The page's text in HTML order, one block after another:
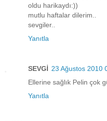
oldu harikaydı:))
mutlu haftalar dilerim..
sevgiler..
Yanıtla
SEVGİ 23 Ağustos 2010
Ellerine sağlık Pelin çok
Yanıtla